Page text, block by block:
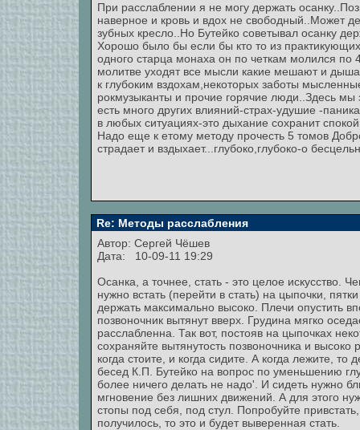
При расслаблении я не могу держать
наверное и кровь и вдох не свободный..Может
зубных кресло..Но Бутейко советывал осанку
Хорошо было бы если бы кто то из
одного старца монаха он по четкам молился по
молитве уходят все мысли какие мешают и
к глубоким вздохам,некоторых заботы
рокмузыканты и прочие горячие люди..Здесь мы
есть много других влияний-страх-удушие -
в любых ситуациях-это дыхание сохранит
Надо еще к етому методу прочесть 5 томов
страдает и вздыхает...глубоко,глубоко-о
Re: Методы расслабления
Автор: Сергей Чёшев
Дата: 10-09-11 19:29
Осанка, а точнее, стать - это целое искусство.
нужно встать (перейти в стать) на цыпочки,
держать максимально высоко. Плечи опустить
позвоночник вытянут вверх. Грудина мягко
расслабленна. Так вот, постояв на цыпочках
сохраняйте вытянутость позвоночника и
когда стоите, и когда сидите. А когда лежите,
бесед К.П. Бутейко на вопрос по уменьшению
более ничего делать не надо'. И сидеть нужно
мгновение без лишних движений. А для этого
стопы под себя, под стул. Попробуйте
получилось, то это и будет выверенная стать.